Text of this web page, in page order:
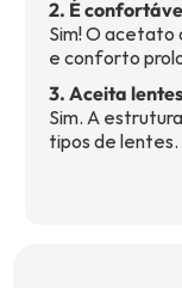
2. É
Sim! O
e conforto
3. Aceita
Sim. A
tipos de lentes.